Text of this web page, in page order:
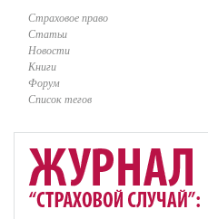
Страховое право
Статьи
Новости
Книги
Форум
Список тегов